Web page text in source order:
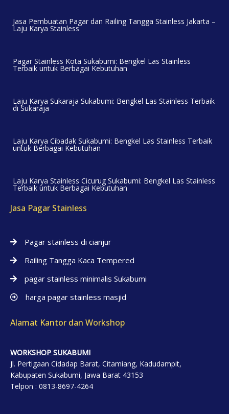
Jasa Pembuatan Pagar dan Railing Tangga Stainless Jakarta –
Laju Karya Stainless
Pagar Stainless Kota Sukabumi: Bengkel Las Stainless
Terbaik untuk Berbagai Kebutuhan
Laju Karya Sukaraja Sukabumi: Bengkel Las Stainless Terbaik
di Sukaraja
Laju Karya Cibadak Sukabumi: Bengkel Las Stainless Terbaik
untuk Berbagai Kebutuhan
Laju Karya Stainless Cicurug Sukabumi: Bengkel Las Stainless
Terbaik untuk Berbagai Kebutuhan
Jasa Pagar Stainless
Pagar stainless di cianjur
Railing Tangga Kaca Tempered
pagar stainless minimalis Sukabumi
harga pagar stainless masjid
Alamat Kantor dan Workshop
WORKSHOP SUKABUMI
Jl. Pertigaan Cidadap Barat, Citamiang, Kadudampit,
Kabupaten Sukabumi, Jawa Barat 43153
Telpon : 0813-8697-4264